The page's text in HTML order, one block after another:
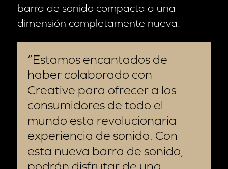
barra de sonido compacta a una
dimensión completamente nueva.
Estamos encantados de
haber colaborado con
Creative para ofrecer a los
consumidores de todo el
mundo esta revolucionaria
experiencia de sonido. Con
esta nueva barra de sonido,